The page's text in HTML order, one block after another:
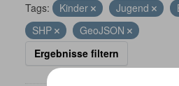
Tags: Kinder Jugend
SHP
GeoJSON
Ergebnisse filtern